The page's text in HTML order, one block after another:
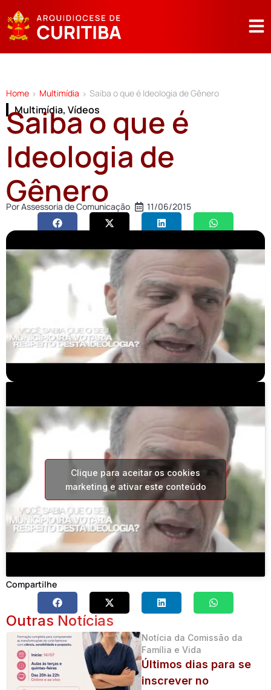
Home > Multimídia > Saiba o que é Ideologia de Gênero
Multimídia, Vídeos
Saiba o que é
Ideologia de
Gênero
PorAssessoria de Comunicação 11/06/2015
Clique para aceitar os cookies
marketing e ativar este conteúdo
Compartilhe
Outras Notícias
Notícia da Comissão da
Família e Vida
Últimos dias para se
inscrever no